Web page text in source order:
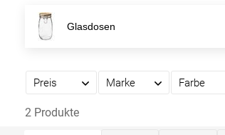
Glasdosen
Preis Marke Farbe
2 Produkte